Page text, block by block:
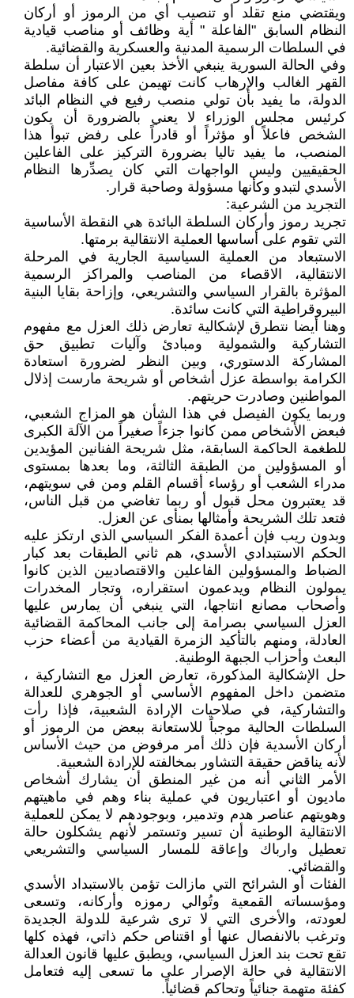
ويقتضي منع تقلد أو تنصيب أي من الرموز أو أركان
النظام السابق "الفاعلة " أية وظائف أو مناصب قيادية
في السلطات الرسمية المدنية والعسكرية والقضائية.
وفي الحالة السورية ينبغي الأخذ بعين الاعتبار أن سلطة
القهر الغالب والإرهاب كانت تهيمن على كافة مفاصل
الدولة، ما يفيد بأن تولي منصب رفيع في النظام البائد
كرئيس مجلس الوزراء لا يعني بالضرورة أن يكون
الشخص فاعلاً أو مؤثراً أو قادراً على رفض تبوأ هذا
المنصب، ما يفيد تاليا بضرورة التركيز على الفاعلين
الحقيقيين وليس الواجهات التي كان يصدِّرها النظام
الأسدي لتبدو وكأنها مسؤولة وصاحبة قرار.
التجريد من الشرعية:
تجريد رموز وأركان السلطة البائدة هي النقطة الأساسية
التي تقوم على أساسها العملية الانتقالية برمتها.
الاستبعاد من العملية السياسية الجارية في المرحلة
الانتقالية، الاقصاء من المناصب والمراكز الرسمية
المؤثرة بالقرار السياسي والتشريعي، وإزاحة بقايا البنية
البيروقراطية التي كانت سائدة.
وهنا أيضا نتطرق لإشكالية تعارض ذلك العزل مع مفهوم
التشاركية والشمولية ومبادئ وآليات تطبيق حق
المشاركة الدستوري، وبين النظر لضرورة استعادة
الكرامة بواسطة عزل أشخاص أو شريحة مارست إذلال
المواطنين وصادرت حريتهم.
وربما يكون الفيصل في هذا الشأن هو المزاج الشعبي،
فبعض الأشخاص ممن كانوا جزءاً صغيراً من الآلة الكبرى
للطغمة الحاكمة السابقة، مثل شريحة الفنانين المؤيدين
أو المسؤولين من الطبقة الثالثة، وما بعدها بمستوى
مدراء الشعب أو رؤساء أقسام القلم ومن في سويتهم،
قد يعتبرون محل قبول أو ربما تغاضي من قبل الناس،
فتعد تلك الشريحة وأمثالها بمنأى عن العزل.
وبدون ريب فإن أعمدة الفكر السياسي الذي ارتكز عليه
الحكم الاستبدادي الأسدي، هم ثاني الطبقات بعد كبار
الضباط والمسؤولين الفاعلين والاقتصاديين الذين كانوا
يمولون النظام ويدعمون استقراره، وتجار المخدرات
وأصحاب مصانع انتاجها، التي ينبغي أن يمارس عليها
العزل السياسي بصرامة إلى جانب المحاكمة القضائية
العادلة، ومنهم بالتأكيد الزمرة القيادية من أعضاء حزب
البعث وأحزاب الجبهة الوطنية.
حل الإشكالية المذكورة، تعارض العزل مع التشاركية ،
متضمن داخل المفهوم الأساسي أو الجوهري للعدالة
والتشاركية، في صلاحيات الإرادة الشعبية، فإذا رأت
السلطات الحالية موجباً للاستعانة ببعض من الرموز أو
أركان الأسدية فإن ذلك أمر مرفوض من حيث الأساس
لأنه يناقض حقيقة التشاور بمخالفته للإرادة الشعبية.
الأمر الثاني أنه من غير المنطق أن يشارك أشخاص
ماديون أو اعتباريون في عملية بناء وهم في ماهيتهم
وهويتهم عناصر هدم وتدمير، وبوجودهم لا يمكن للعملية
الانتقالية الوطنية أن تسير وتستمر لأنهم يشكلون حالة
تعطيل وارباك وإعاقة للمسار السياسي والتشريعي
والقضائي.
الفئات أو الشرائح التي مازالت تؤمن بالاستبداد الأسدي
ومؤسساته القمعية وتُوالي رموزه وأركانه، وتسعى
لعودته، والأخرى التي لا ترى شرعية للدولة الجديدة
وترغب بالانفصال عنها أو اقتناص حكم ذاتي، فهذه كلها
تقع تحت بند العزل السياسي، ويطبق عليها قانون العدالة
الانتقالية في حالة الإصرار على ما تسعى إليه فتعامل
كفئة متهمة جنائياً وتحاكم قضائياً.